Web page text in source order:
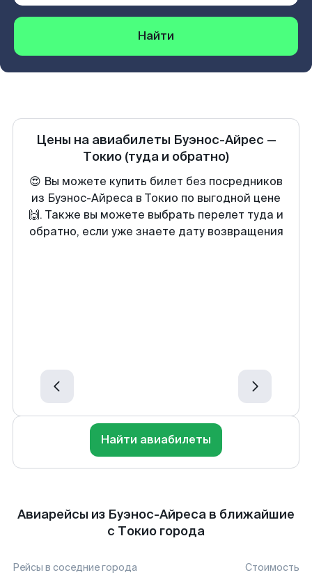
Найти
Цены на авиабилеты Буэнос-Айрес —
Токио (туда и обратно)
😍 Вы можете купить билет без посредников
из Буэнос-Айреса в Токио по выгодной цене
🙌. Также вы можете выбрать перелет туда и
обратно, если уже знаете дату возвращения
Найти авиабилеты
Авиарейсы из Буэнос-Айреса в ближайшие
с Токио города
Рейсы в соседние города Стоимость